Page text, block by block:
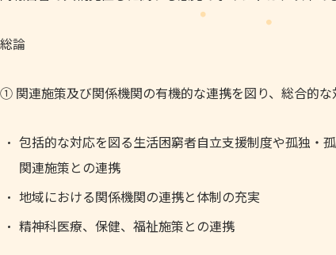
総論
① 関連施策及び関係機関の有機的な連携を図り、総合的な
包括的な対応を図る生活困窮者自立支援制度や孤独・
関連施策との連携
地域における関係機関の連携と体制の充実
精神科医療、保健、福祉施策との連携